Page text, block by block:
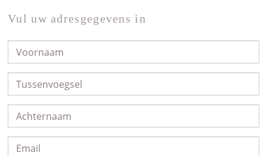
Vul uw adresgegevens in